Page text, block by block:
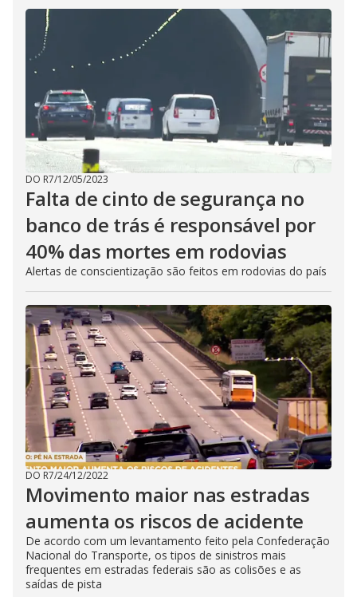
DO R7/12/05/2023
Falta de cinto de segurança no
banco de trás é responsável por
40% das mortes em rodovias
Alertas de conscientização são feitos em rodovias do país
DO R7/24/12/2022
Movimento maior nas estradas
aumenta os riscos de acidente
De acordo com um levantamento feito pela Confederação
Nacional do Transporte, os tipos de sinistros mais
frequentes em estradas federais são as colisões e as
saídas de pista